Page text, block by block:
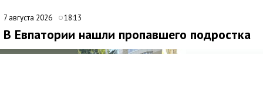
7 августа 2026 18:13
В Евпатории нашли пропавшего подростка